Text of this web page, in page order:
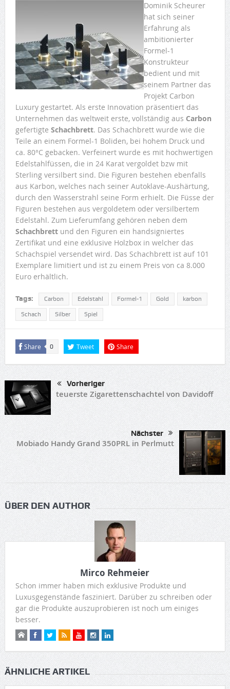
Dominik Scheurer
hat sich seiner
Erfahrung als
ambitionierter
Formel-1
Konstrukteur
bedient und mit
seinem Partner das
Projekt Carbon
Luxury gestartet. Als erste Innovation präsentiert das
Unternehmen das weltweit erste, vollständig aus Carbon
gefertigte Schachbrett. Das Schachbrett wurde wie die
Teile an einem Formel-1 Boliden, bei hohem Druck und
ca. 80°C gebacken. Verfeinert wurde es mit hochwertigen
Edelstahlfüssen, die in 24 Karat vergoldet bzw mit
Sterling versilbert sind. Die Figuren bestehen ebenfalls
aus Karbon, welches nach seiner Autoklave-Aushärtung,
durch den Wasserstrahl seine Form erhielt. Die Füsse der
Figuren bestehen aus vergoldetem oder versilbertem
Edelstahl. Zum Lieferumfang gehören neben dem
Schachbrett und den Figuren ein handsigniertes
Zertifikat und eine exklusive Holzbox in welcher das
Schachspiel versendet wird. Das Schachbrett ist auf 101
Exemplare limitiert und ist zu einem Preis von ca 8.000
Euro erhältlich.
Tags: Carbon Edelstahl Formel-1 Gold karbon
Schach Silber Spiel
Share 0 Tweet Share
Vorheriger
teuerste Zigarettenschachtel von Davidoff
Nächster
Mobiado Handy Grand 350PRL in Perlmutt
ÜBER DEN AUTHOR
Mirco Rehmeier
Schon immer haben mich exklusive Produkte und
Luxusgegenstände fasziniert. Darüber zu schreiben oder
gar die Produkte auszuprobieren ist noch um einiges
besser.
ÄHNLICHE ARTIKEL